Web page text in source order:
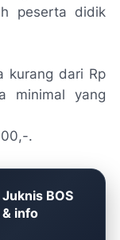
peserta didik
kurang dari Rp
minimal yang
.
BOS
info